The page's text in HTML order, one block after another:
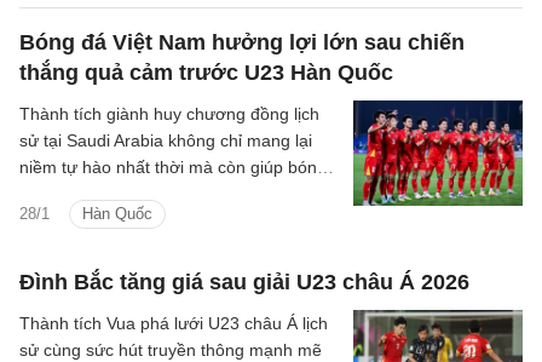
Bóng đá Việt Nam hưởng lợi lớn sau chiến
thắng quả cảm trước U23 Hàn Quốc
28/1 Hàn Quốc
Thành tích giành huy chương đồng lịch
sử tại Saudi Arabia không chỉ mang lại
niềm tự hào nhất thời mà còn giúp bóng
lục kế tiếp.
Đình Bắc tăng giá sau giải U23 châu Á 2026
Thành tích Vua phá lưới U23 châu Á lịch
sử cùng sức hút truyền thông mạnh mẽ